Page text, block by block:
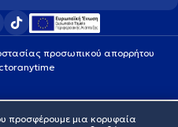
προσωπικού απορρήτου
προσφέρουμε μια κορυφαία